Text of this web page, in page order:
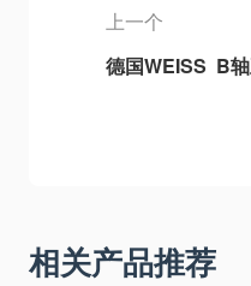
上一个
德国WEISS B
相关产品推荐